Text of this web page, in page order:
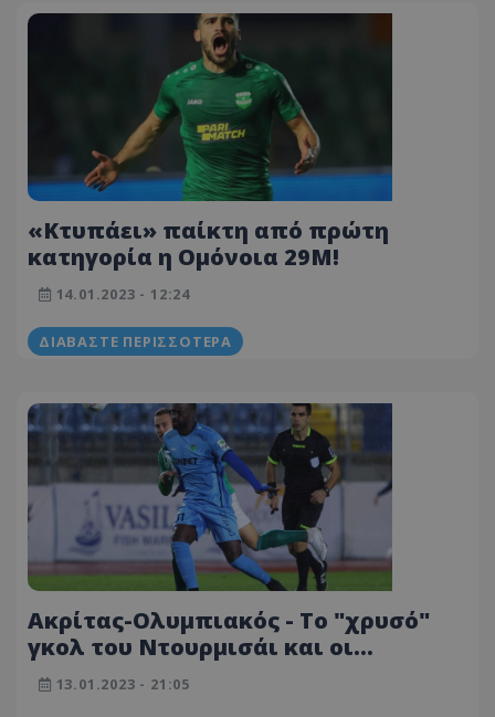
«Κτυπάει» παίκτη από πρώτη
κατηγορία η Ομόνοια 29Μ!
14.01.2023 - 12:24
ΔΙΑΒΆΣΤΕ ΠΕΡΙΣΣΌΤΕΡΑ
Ακρίτας-Ολυμπιακός - Το "χρυσό"
γκολ του Ντουρμισάι και οι
καλύτερες στιγμές του αγώνα
(ΒΙΝΤΕΟ)
13.01.2023 - 21:05